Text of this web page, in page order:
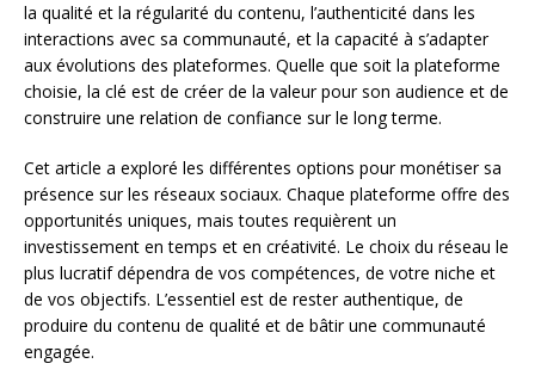
la qualité et la régularité du contenu, l’authenticité dans les
interactions avec sa communauté, et la capacité à s’adapter
aux évolutions des plateformes. Quelle que soit la plateforme
choisie, la clé est de créer de la valeur pour son audience et de
construire une relation de confiance sur le long terme.
Cet article a exploré les différentes options pour monétiser sa
présence sur les réseaux sociaux. Chaque plateforme offre des
opportunités uniques, mais toutes requièrent un
investissement en temps et en créativité. Le choix du réseau le
plus lucratif dépendra de vos compétences, de votre niche et
de vos objectifs. L’essentiel est de rester authentique, de
produire du contenu de qualité et de bâtir une communauté
engagée.